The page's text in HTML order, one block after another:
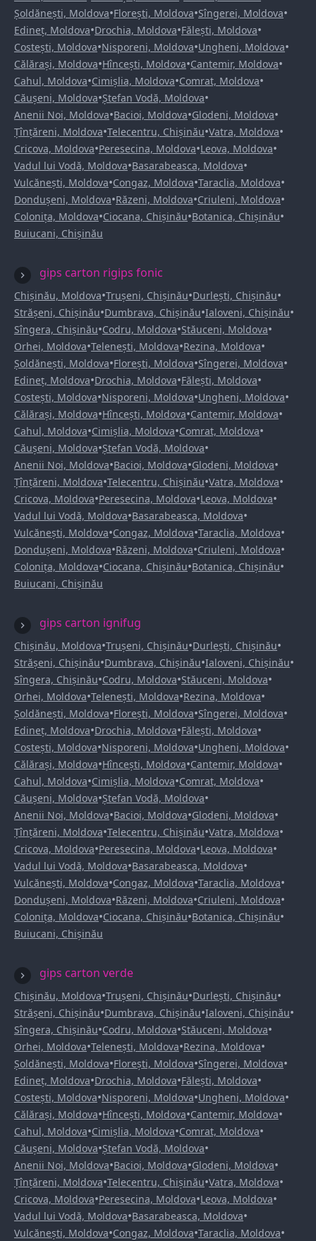
Șoldănești, Moldova•Florești, Moldova•Sîngerei, Moldova•
Edineț, Moldova•Drochia, Moldova•Fălești, Moldova•
Costești, Moldova•Nisporeni, Moldova•Ungheni, Moldova•
Călărași, Moldova•Hîncești, Moldova•Cantemir, Moldova•
Cahul, Moldova•Cimișlia, Moldova•Comrat, Moldova•
Căușeni, Moldova•Ștefan Vodă, Moldova•
Anenii Noi, Moldova•Bacioi, Moldova•Glodeni, Moldova•
Țînțăreni, Moldova•Telecentru, Chișinău•Vatra, Moldova•
Cricova, Moldova•Peresecina, Moldova•Leova, Moldova•
Vadul lui Vodă, Moldova•Basarabeasca, Moldova•
Vulcănești, Moldova•Congaz, Moldova•Taraclia, Moldova•
Dondușeni, Moldova•Răzeni, Moldova•Criuleni, Moldova•
Colonița, Moldova•Ciocana, Chișinău•Botanica, Chișinău•
Buiucani, Chișinău
gips carton rigips fonic
Chișinău, Moldova•Trușeni, Chișinău•Durlești, Chișinău•
Strășeni, Chișinău•Dumbrava, Chișinău•Ialoveni, Chișinău•
Sîngera, Chișinău•Codru, Moldova•Stăuceni, Moldova•
Orhei, Moldova•Telenești, Moldova•Rezina, Moldova•
Șoldănești, Moldova•Florești, Moldova•Sîngerei, Moldova•
Edineț, Moldova•Drochia, Moldova•Fălești, Moldova•
Costești, Moldova•Nisporeni, Moldova•Ungheni, Moldova•
Călărași, Moldova•Hîncești, Moldova•Cantemir, Moldova•
Cahul, Moldova•Cimișlia, Moldova•Comrat, Moldova•
Căușeni, Moldova•Ștefan Vodă, Moldova•
Anenii Noi, Moldova•Bacioi, Moldova•Glodeni, Moldova•
Țînțăreni, Moldova•Telecentru, Chișinău•Vatra, Moldova•
Cricova, Moldova•Peresecina, Moldova•Leova, Moldova•
Vadul lui Vodă, Moldova•Basarabeasca, Moldova•
Vulcănești, Moldova•Congaz, Moldova•Taraclia, Moldova•
Dondușeni, Moldova•Răzeni, Moldova•Criuleni, Moldova•
Colonița, Moldova•Ciocana, Chișinău•Botanica, Chișinău•
Buiucani, Chișinău
gips carton ignifug
Chișinău, Moldova•Trușeni, Chișinău•Durlești, Chișinău•
Strășeni, Chișinău•Dumbrava, Chișinău•Ialoveni, Chișinău•
Sîngera, Chișinău•Codru, Moldova•Stăuceni, Moldova•
Orhei, Moldova•Telenești, Moldova•Rezina, Moldova•
Șoldănești, Moldova•Florești, Moldova•Sîngerei, Moldova•
Edineț, Moldova•Drochia, Moldova•Fălești, Moldova•
Costești, Moldova•Nisporeni, Moldova•Ungheni, Moldova•
Călărași, Moldova•Hîncești, Moldova•Cantemir, Moldova•
Cahul, Moldova•Cimișlia, Moldova•Comrat, Moldova•
Căușeni, Moldova•Ștefan Vodă, Moldova•
Anenii Noi, Moldova•Bacioi, Moldova•Glodeni, Moldova•
Țînțăreni, Moldova•Telecentru, Chișinău•Vatra, Moldova•
Cricova, Moldova•Peresecina, Moldova•Leova, Moldova•
Vadul lui Vodă, Moldova•Basarabeasca, Moldova•
Vulcănești, Moldova•Congaz, Moldova•Taraclia, Moldova•
Dondușeni, Moldova•Răzeni, Moldova•Criuleni, Moldova•
Colonița, Moldova•Ciocana, Chișinău•Botanica, Chișinău•
Buiucani, Chișinău
gips carton verde
Chișinău, Moldova•Trușeni, Chișinău•Durlești, Chișinău•
Strășeni, Chișinău•Dumbrava, Chișinău•Ialoveni, Chișinău•
Sîngera, Chișinău•Codru, Moldova•Stăuceni, Moldova•
Orhei, Moldova•Telenești, Moldova•Rezina, Moldova•
Șoldănești, Moldova•Florești, Moldova•Sîngerei, Moldova•
Edineț, Moldova•Drochia, Moldova•Fălești, Moldova•
Costești, Moldova•Nisporeni, Moldova•Ungheni, Moldova•
Călărași, Moldova•Hîncești, Moldova•Cantemir, Moldova•
Cahul, Moldova•Cimișlia, Moldova•Comrat, Moldova•
Căușeni, Moldova•Ștefan Vodă, Moldova•
Anenii Noi, Moldova•Bacioi, Moldova•Glodeni, Moldova•
Țînțăreni, Moldova•Telecentru, Chișinău•Vatra, Moldova•
Cricova, Moldova•Peresecina, Moldova•Leova, Moldova•
Vadul lui Vodă, Moldova•Basarabeasca, Moldova•
Vulcănești, Moldova•Congaz, Moldova•Taraclia, Moldova•